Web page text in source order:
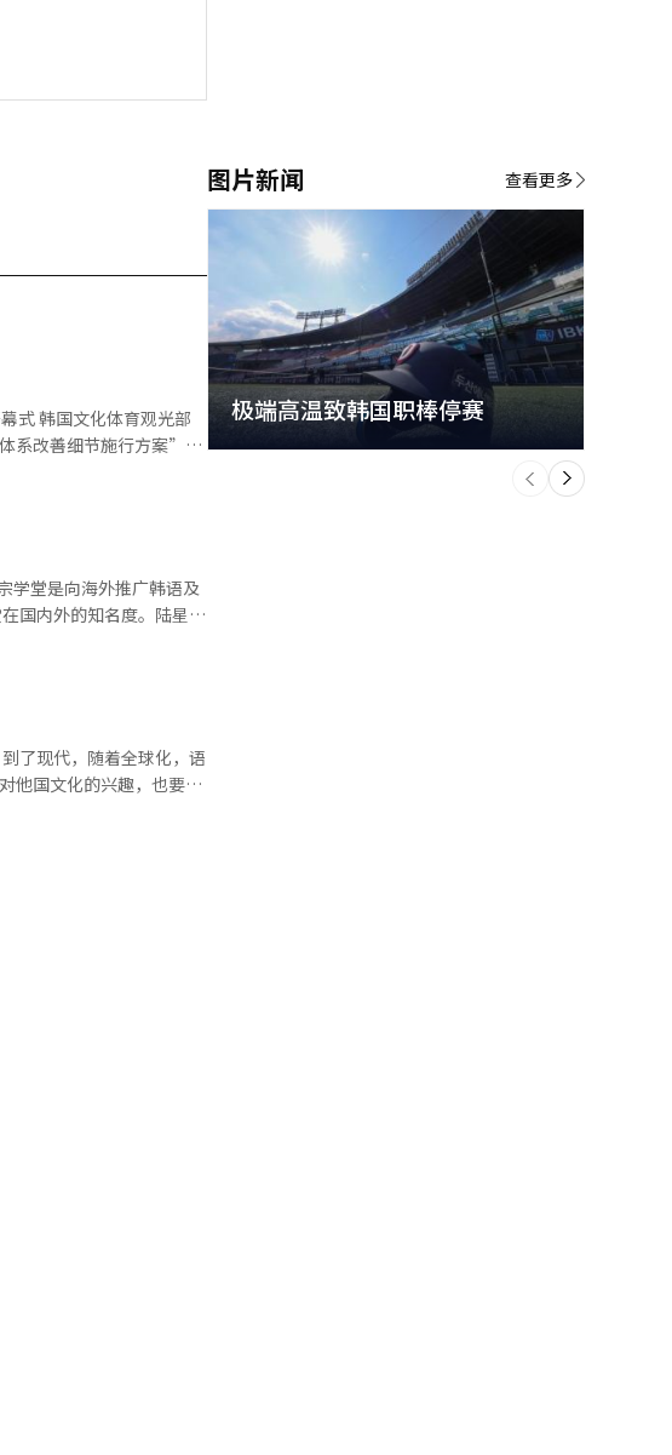
光部
系改善细节施行方案”报
堂”。 目前海外
教材编撰委员会”。 此
员表
韩国语教育。为此，文体
”
学堂是向海外推广韩语及
他国文化的兴趣，也要学
图片新闻
极端高温致韩国职棒停赛
下
一
个
查看更多